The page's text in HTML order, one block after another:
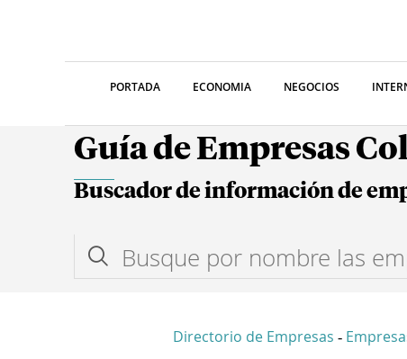
PORTADA ECONOMIA NEGOCIOS
Guía de Empresas
Buscador de información de
Directorio de Empresas -